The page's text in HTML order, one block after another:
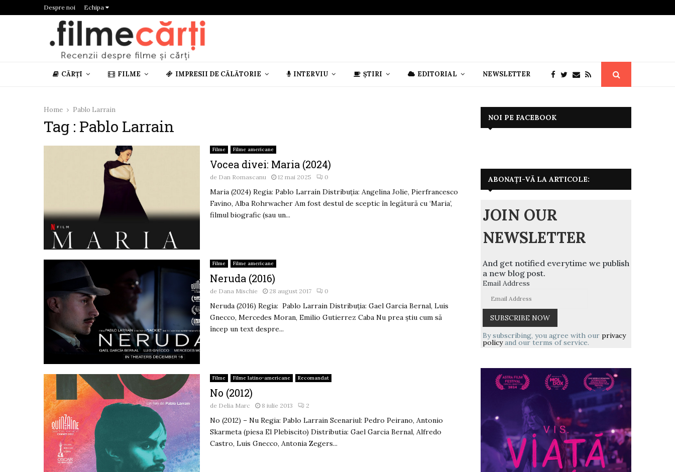
Despre noi Echipa
CĂRȚI FILME IMPRESII DE CĂLĂTORIE INTERVIU ȘTIRI EDITORIAL NEWSLETTER
Home Pablo Larrain
Tag : Pablo Larrain
Filme Filme americane
Vocea divei: Maria (2024)
de Dan Romascanu 12 mai 2025 0
Maria (2024) Regia: Pablo Larraín Distribuția: Angelina Jolie, Pierfrancesco
Favino, Alba Rohrwacher Am fost destul de sceptic în legătură cu ‘Maria’,
filmul biografic (sau un...
Filme Filme americane
Neruda (2016)
de Dana Mischie 28 august 2017 0
Neruda (2016) Regia: Pablo Larrain Distribuția: Gael Garcia Bernal, Luis
Gnecco, Mercedes Moran, Emilio Gutierrez Caba Nu prea știu cum să
încep un text despre...
Filme Filme latino-americane Recomandat
No (2012)
de Delia Marc 8 iulie 2013 2
No (2012) – Nu Regia: Pablo Larrain Scenariul: Pedro Peirano, Antonio
Skarmeta (piesa El Plebiscito) Distributia: Gael Garcia Bernal, Alfredo
Castro, Luis Gnecco, Antonia Zegers...
NOI PE FACEBOOK
ABONAȚI-VĂ LA ARTICOLE:
JOIN OUR
NEWSLETTER
And get notified everytime we publish
a new blog post.
Email Address
By subscribing, you agree with our privacy
policyand our terms of service.